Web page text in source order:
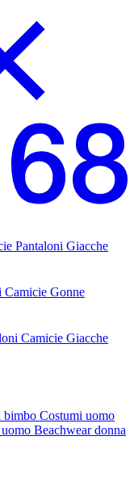
Pantaloni Giacche
Camicie Gonne
Camicie Giacche
bimbo Costumi uomo
Beachwear donna